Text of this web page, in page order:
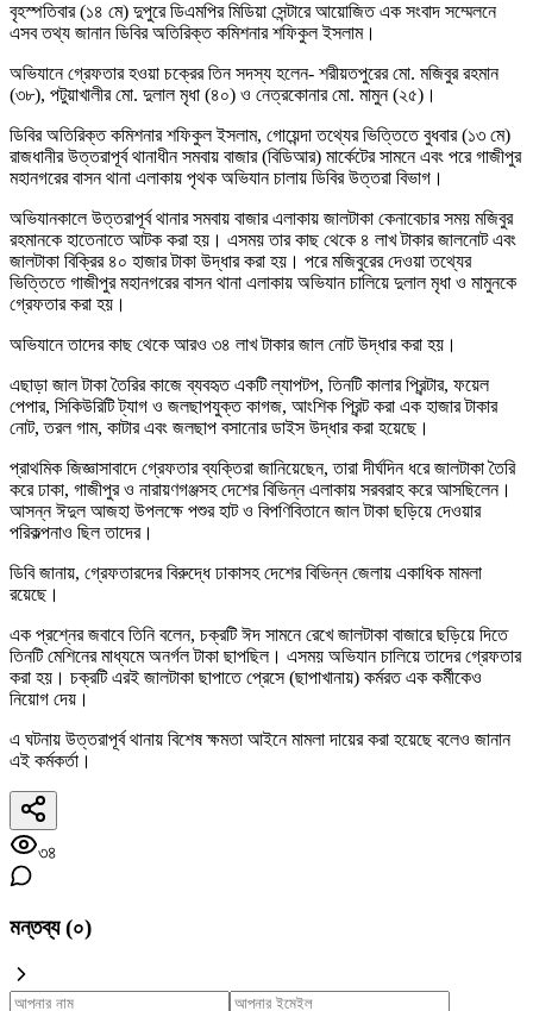
বৃহস্পতিবার (১৪ মে) দুপুরে ডিএমপির মিডিয়া সেন্টারে আয়োজিত এক সংবাদ সম্মেলনে
এসব তথ্য জানান ডিবির অতিরিক্ত কমিশনার শফিকুল ইসলাম।
অভিযানে গ্রেফতার হওয়া চক্রের তিন সদস্য হলেন- শরীয়তপুরের মো. মজিবুর রহমান
(৩৮), পটুয়াখালীর মো. দুলাল মৃধা (৪০) ও নেত্রকোনার মো. মামুন (২৫)।
ডিবির অতিরিক্ত কমিশনার শফিকুল ইসলাম, গোয়েন্দা তথ্যের ভিত্তিতে বুধবার (১৩ মে)
রাজধানীর উত্তরাপূর্ব থানাধীন সমবায় বাজার (বিডিআর) মার্কেটের সামনে এবং পরে গাজীপুর
মহানগরের বাসন থানা এলাকায় পৃথক অভিযান চালায় ডিবির উত্তরা বিভাগ।
অভিযানকালে উত্তরাপূর্ব থানার সমবায় বাজার এলাকায় জালটাকা কেনাবেচার সময় মজিবুর
রহমানকে হাতেনাতে আটক করা হয়। এসময় তার কাছ থেকে ৪ লাখ টাকার জালনোট এবং
জালটাকা বিক্রির ৪০ হাজার টাকা উদ্ধার করা হয়। পরে মজিবুরের দেওয়া তথ্যের
ভিত্তিতে গাজীপুর মহানগরের বাসন থানা এলাকায় অভিযান চালিয়ে দুলাল মৃধা ও মামুনকে
গ্রেফতার করা হয়।
অভিযানে তাদের কাছ থেকে আরও ৩৪ লাখ টাকার জাল নোট উদ্ধার করা হয়।
এছাড়া জাল টাকা তৈরির কাজে ব্যবহৃত একটি ল্যাপটপ, তিনটি কালার প্রিন্টার, ফয়েল
পেপার, সিকিউরিটি ট্যাগ ও জলছাপযুক্ত কাগজ, আংশিক প্রিন্ট করা এক হাজার টাকার
নোট, তরল গাম, কাটার এবং জলছাপ বসানোর ডাইস উদ্ধার করা হয়েছে।
প্রাথমিক জিজ্ঞাসাবাদে গ্রেফতার ব্যক্তিরা জানিয়েছেন, তারা দীর্ঘদিন ধরে জালটাকা তৈরি
করে ঢাকা, গাজীপুর ও নারায়ণগঞ্জসহ দেশের বিভিন্ন এলাকায় সরবরাহ করে আসছিলেন।
আসন্ন ঈদুল আজহা উপলক্ষে পশুর হাট ও বিপণিবিতানে জাল টাকা ছড়িয়ে দেওয়ার
পরিকল্পনাও ছিল তাদের।
ডিবি জানায়, গ্রেফতারদের বিরুদ্ধে ঢাকাসহ দেশের বিভিন্ন জেলায় একাধিক মামলা
রয়েছে।
এক প্রশ্নের জবাবে তিনি বলেন, চক্রটি ঈদ সামনে রেখে জালটাকা বাজারে ছড়িয়ে দিতে
তিনটি মেশিনের মাধ্যমে অনর্গল টাকা ছাপছিল। এসময় অভিযান চালিয়ে তাদের গ্রেফতার
করা হয়। চক্রটি এরই জালটাকা ছাপাতে প্রেসে (ছাপাখানায়) কর্মরত এক কর্মীকেও
নিয়োগ দেয়।
এ ঘটনায় উত্তরাপূর্ব থানায় বিশেষ ক্ষমতা আইনে মামলা দায়ের করা হয়েছে বলেও জানান
এই কর্মকর্তা।
৩৪
মন্তব্য (০)